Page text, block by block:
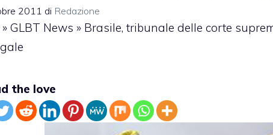
2011 di Redazione
» GLBT News » Brasile, tribunale delle corte
the love